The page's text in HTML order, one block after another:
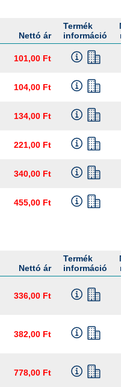
Nettó ár
Termék
információ
101,00 Ft
104,00 Ft
134,00 Ft
221,00 Ft
340,00 Ft
455,00 Ft
Nettó ár
Termék
információ
336,00 Ft
382,00 Ft
778,00 Ft